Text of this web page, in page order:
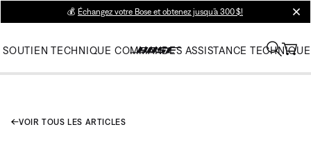
💰 Échangez votre Bose et obtenez jusqu’à 300 $!
SOUTIEN TECHNIQUE COMMANDES ASSISTANCE TECHNIQUE
VOIR TOUS LES ARTICLES